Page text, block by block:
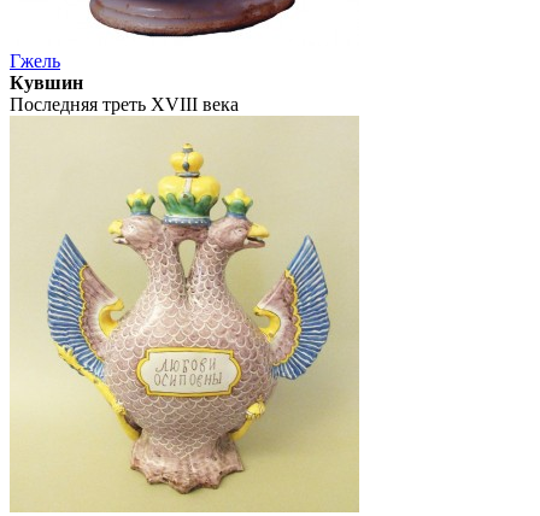
Гжель
Кувшин
Последняя треть XVIII века